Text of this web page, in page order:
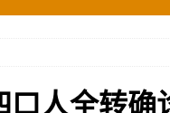
人全转确